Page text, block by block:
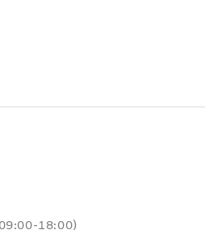
18:00)